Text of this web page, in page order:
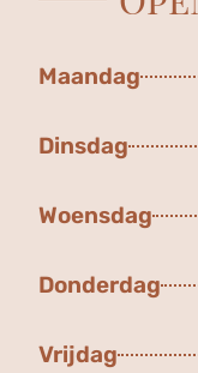
Maandag
Dinsdag
Woensdag
Donderdag
Vrijdag